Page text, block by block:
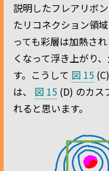
説明したフレアリボ
たリコネクション領
っても彩層は加熱さ
くなって浮き上がり
す。こうして 図 15
は、 図 15 (D) のカス
れると思います。